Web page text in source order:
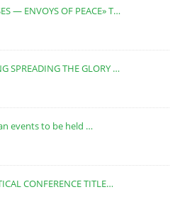
— ENVOYS OF PEACE» T…
SPREADING THE GLORY …
events to be held …
CONFERENCE TITLE…